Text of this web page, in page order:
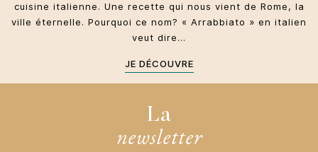
cuisine italienne. Une recette qui nous vient de Rome, la
ville éternelle. Pourquoi ce nom? « Arrabbiato » en italien
veut dire…
JE DÉCOUVRE
La
newsletter